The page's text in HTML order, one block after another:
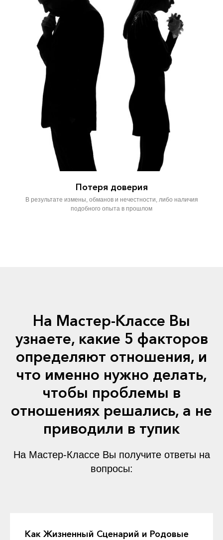
Потеря доверия
В результате измены, обманов и нечестности, либо наличия
подобного опыта в прошлом
На Мастер-Классе Вы
узнаете, какие 5 факторов
определяют отношения, и
что именно нужно делать,
чтобы проблемы в
отношениях решались, а не
приводили в тупик
На Мастер-Классе Вы получите ответы на
вопросы:
Как Жизненный Сценарий и Родовые